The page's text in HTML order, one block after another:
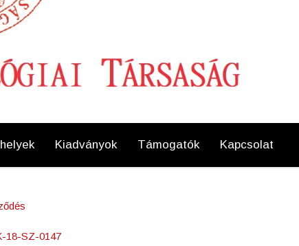
Kiadványok Támogatók Kapcsolat
18-SZ-0147